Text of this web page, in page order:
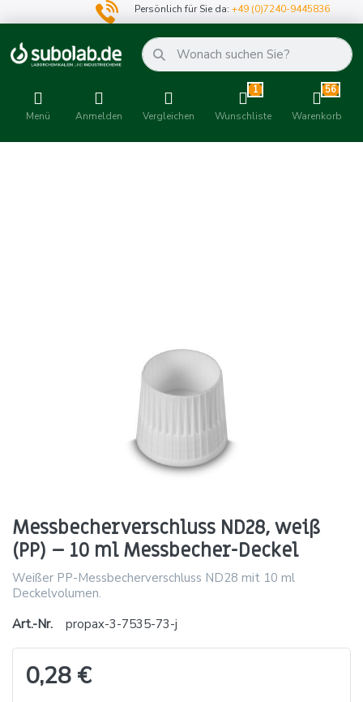
Persönlich für Sie da:+49 (0)7240-9445836
Menü Anmelden Vergleichen
1
Wunschliste
56
Warenkorb
Messbecherverschluss ND28, weiß
(PP) – 10 ml Messbecher-Deckel
Weißer PP-Messbecherverschluss ND28 mit 10 ml
Deckelvolumen.
Art.-Nr.
propax-3-7535-73-j
0,28 €